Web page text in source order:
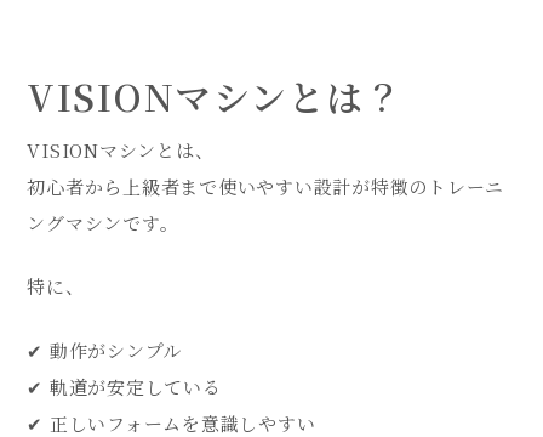
VISIONマシンとは？
VISIONマシンとは、
初心者から上級者まで使いやすい設計が特徴のトレーニ
ングマシンです。
特に、
✔ 動作がシンプル
✔ 軌道が安定している
✔ 正しいフォームを意識しやすい